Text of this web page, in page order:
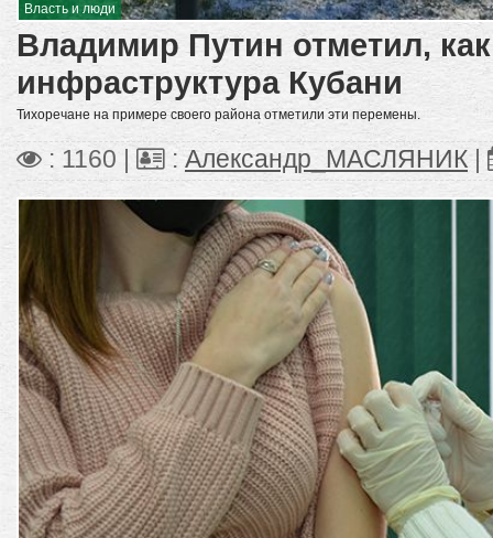
Власть и люди
Владимир Путин отметил,
инфраструктура Кубани
Тихоречане на примере своего района отметили эти перемены.
: 1160 | : Александр_МАСЛЯНИК